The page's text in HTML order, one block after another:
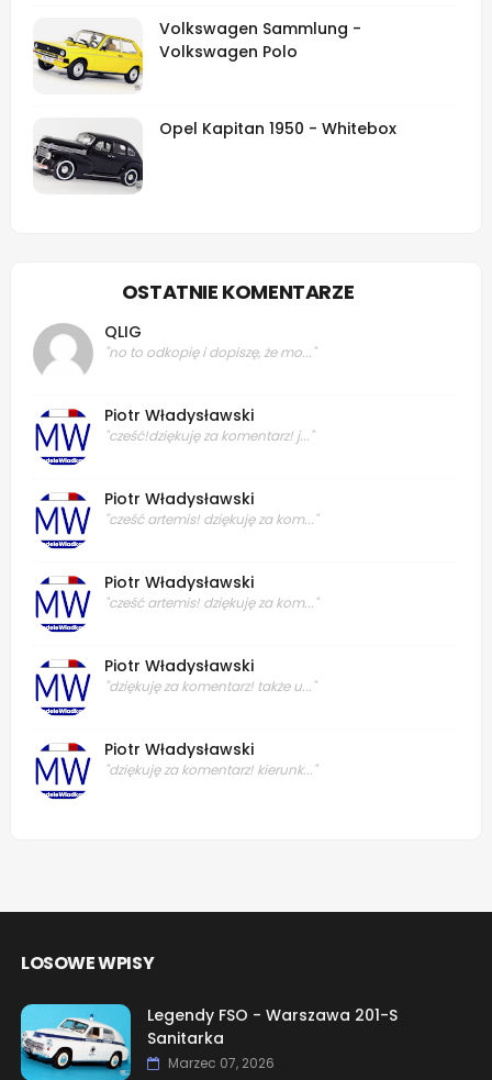
Volkswagen Sammlung -
Volkswagen Polo
Opel Kapitan 1950 - Whitebox
OSTATNIE KOMENTARZE
QLIG
"no to odkopię i dopiszę, że mo..."
Piotr Władysławski
"cześć!dziękuję za komentarz! j..."
Piotr Władysławski
"cześć artemis! dziękuję za kom..."
Piotr Władysławski
"cześć artemis! dziękuję za kom..."
Piotr Władysławski
"dziękuję za komentarz! także u..."
Piotr Władysławski
"dziękuję za komentarz! kierunk..."
LOSOWE WPISY
Legendy FSO - Warszawa 201-S
Sanitarka
Marzec 07, 2026